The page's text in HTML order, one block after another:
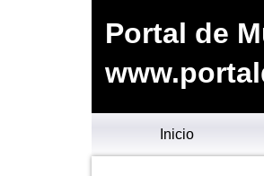
Portal de
Inicio